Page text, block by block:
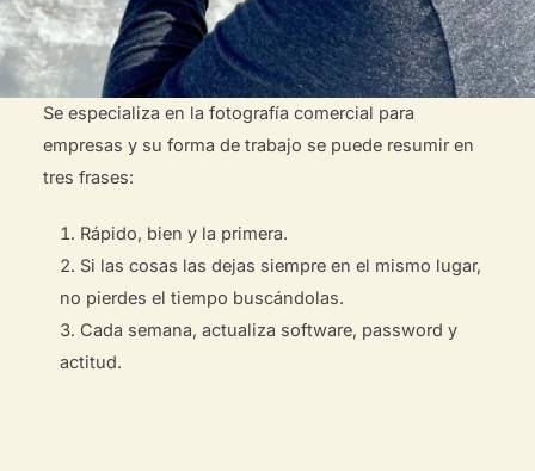
Se especializa en la fotografía comercial para
empresas y su forma de trabajo se puede resumir en
tres frases:
Rápido, bien y la primera.
Si las cosas las dejas siempre en el mismo lugar,
no pierdes el tiempo buscándolas.
Cada semana, actualiza software, password y
actitud.